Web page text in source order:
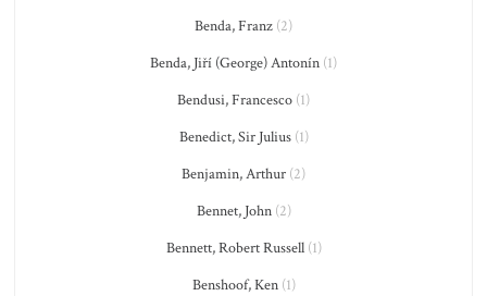
Benda, Franz (2)
Benda, Jiří (George) Antonín (1)
Bendusi, Francesco (1)
Benedict, Sir Julius(1)
Benjamin, Arthur (2)
Bennet, John(2)
Bennett, Robert Russell(1)
Benshoof, Ken(1)